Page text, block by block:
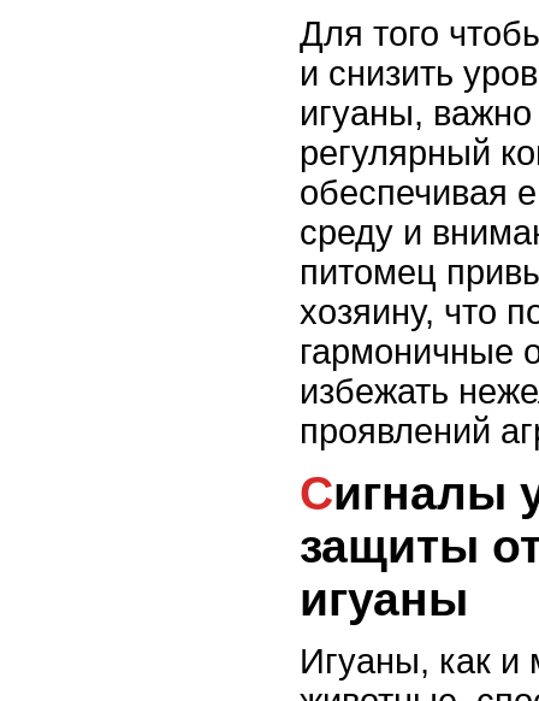
Для того
и снизить
игуаны,
регулярный
обеспечивая
среду и
питомец
хозяину, что
гармоничные
избежать
проявлений
Сигналы угрозы и
защиты
игуаны
Игуаны, как и